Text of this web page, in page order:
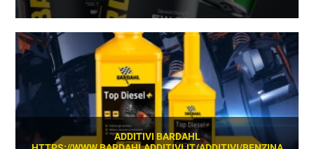
SCOPRI
ADDITIVI BARDAHL